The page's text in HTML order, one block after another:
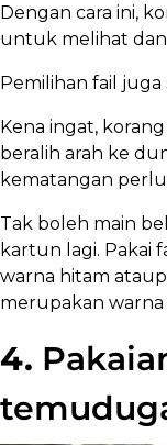
Dengan cara ini,
untuk melihat dan
Pemilihan fail
Kena ingat,
beralih arah ke
kematangan
Tak boleh main
kartun lagi. Pakai
warna hitam
merupakan
4.